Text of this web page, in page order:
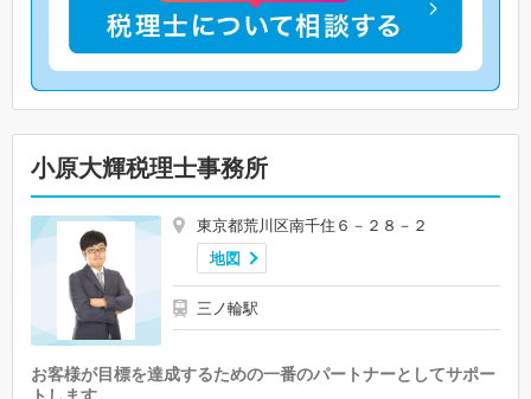
小原大輝税理士事務所
東京都荒川区南千住６－２８－２
地図
三ノ輪駅
お客様が目標を達成するための一番のパートナーとしてサポー
トします。